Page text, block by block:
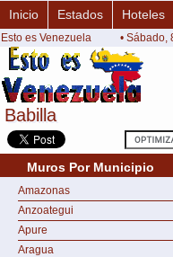
Babilla
Babilla
Inicio Estados Hoteles
Esto es Venezuela • Sábado,
Muros Por Municipio
Amazonas
Anzoategui
Apure
Aragua